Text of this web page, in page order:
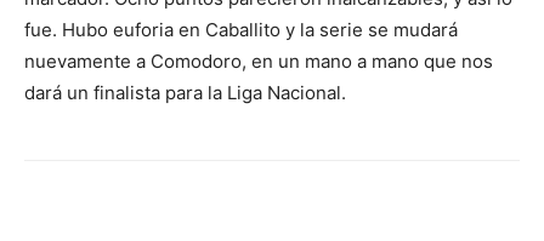
fue. Hubo euforia en Caballito y la serie se mudará
nuevamente a Comodoro, en un mano a mano que nos
dará un finalista para la Liga Nacional.